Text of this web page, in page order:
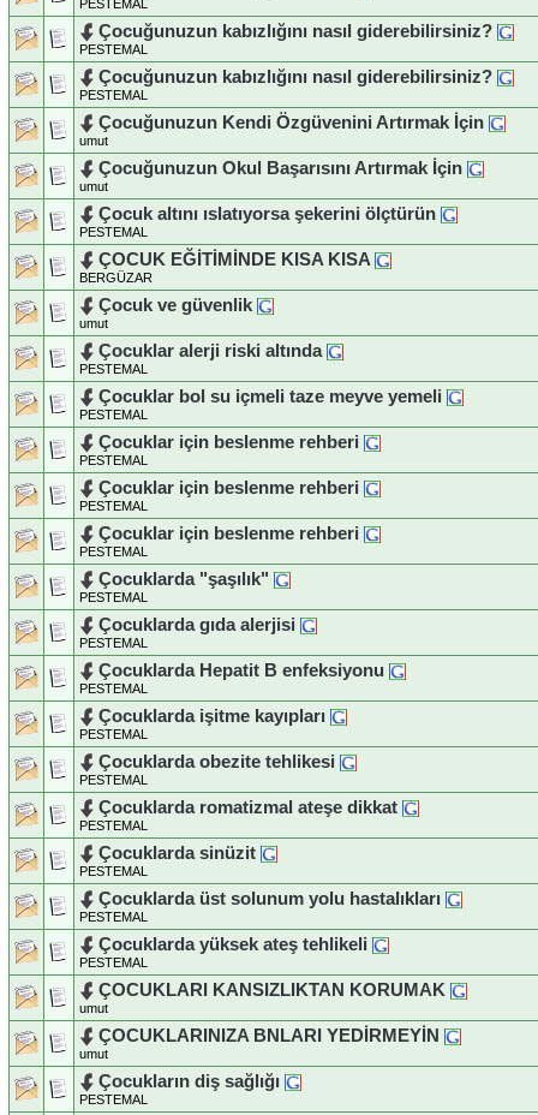
PESTEMAL
Çocuğunuzun kabızlığını nasıl giderebilirsiniz?
PESTEMAL
Çocuğunuzun kabızlığını nasıl giderebilirsiniz?
PESTEMAL
Çocuğunuzun Kendi Özgüvenini Artırmak İçin
umut
Çocuğunuzun Okul Başarısını Artırmak İçin
umut
Çocuk altını ıslatıyorsa şekerini ölçtürün
PESTEMAL
ÇOCUK EĞİTİMİNDE KISA KISA
BERGÜZAR
Çocuk ve güvenlik
umut
Çocuklar alerji riski altında
PESTEMAL
Çocuklar bol su içmeli taze meyve yemeli
PESTEMAL
Çocuklar için beslenme rehberi
PESTEMAL
Çocuklar için beslenme rehberi
PESTEMAL
Çocuklar için beslenme rehberi
PESTEMAL
Çocuklarda "şaşılık"
PESTEMAL
Çocuklarda gıda alerjisi
PESTEMAL
Çocuklarda Hepatit B enfeksiyonu
PESTEMAL
Çocuklarda işitme kayıpları
PESTEMAL
Çocuklarda obezite tehlikesi
PESTEMAL
Çocuklarda romatizmal ateşe dikkat
PESTEMAL
Çocuklarda sinüzit
PESTEMAL
Çocuklarda üst solunum yolu hastalıkları
PESTEMAL
Çocuklarda yüksek ateş tehlikeli
PESTEMAL
ÇOCUKLARI KANSIZLIKTAN KORUMAK
umut
ÇOCUKLARINIZA BNLARI YEDİRMEYİN
umut
Çocukların diş sağlığı
PESTEMAL